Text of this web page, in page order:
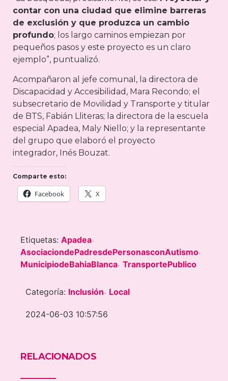
contar con una ciudad que elimine barreras
de exclusión y que produzca un cambio
profundo; los largo caminos empiezan por
pequeños pasos y este proyecto es un claro
ejemplo”, puntualizó.
Acompañaron al jefe comunal, la directora de
Discapacidad y Accesibilidad, Mara Recondo; el
subsecretario de Movilidad y Transporte y titular
de BTS, Fabián Lliteras; la directora de la escuela
especial Apadea, Maly Niello; y la representante
del grupo que elaboró el proyecto
integrador, Inés Bouzat.
Comparte esto:
Facebook X
Etiquetas: Apadea-
AsociaciondePadresdePersonasconAutismo-
MunicipiodeBahiaBlanca- TransportePublico
Categoría: Inclusión- Local
2024-06-03 10:57:56
RELACIONADOS